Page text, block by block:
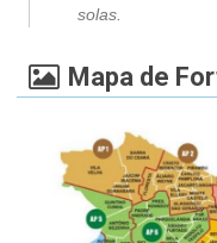
solas.
Mapa de